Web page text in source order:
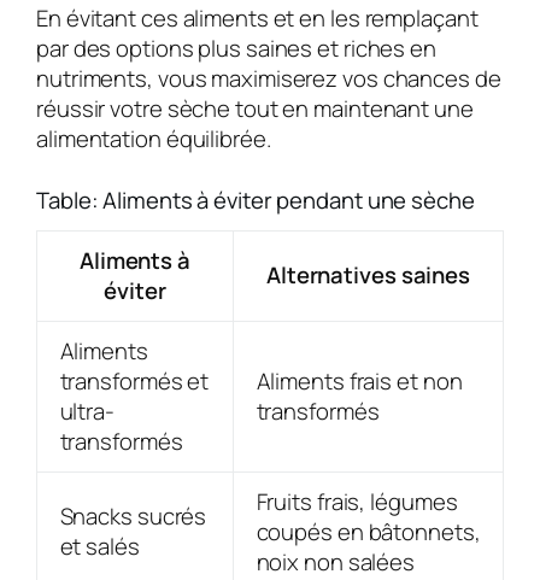
En évitant ces aliments et en les remplaçant
par des options plus saines et riches en
nutriments, vous maximiserez vos chances de
réussir votre sèche tout en maintenant une
alimentation équilibrée.
Table: Aliments à éviter pendant une sèche
Aliments à
éviter
Alternatives saines
Aliments
transformés et
ultra-
transformés
Aliments frais et non
transformés
Snacks sucrés
et salés
Fruits frais, légumes
coupés en bâtonnets,
noix non salées